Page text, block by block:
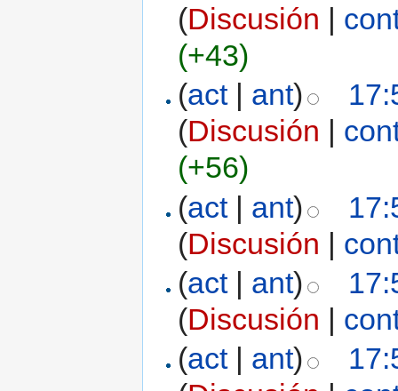
(Discusión |
(+43)
(act| ant)
(Discusión |
(+56)
(act| ant)
(Discusión |
(act| ant)
(Discusión |
(act| ant)